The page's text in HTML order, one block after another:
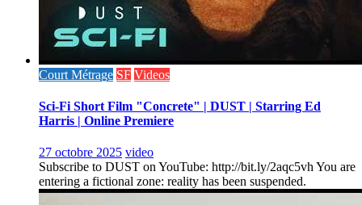
Court Métrage SF Videos
Sci-Fi Short Film "Concrete" | DUST | Starring Ed
Harris | Online Premiere
27 octobre 2025 video
Subscribe to DUST on YouTube: http://bit.ly/2aqc5vh You are
entering a fictional zone: reality has been suspended.